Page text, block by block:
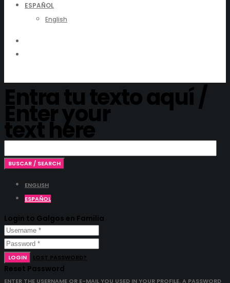
ESPAÑOL
English
Entra tu texto aquí /
Enter your
text here
ENGLISH
ESPAÑOL
Login to Galgos en Familia
LOGIN LOST PASSWORD?
Reset Password
ENTER THE USERNAME OR E-MAIL YOU USED IN YOUR PROFILE. A PASSWORD